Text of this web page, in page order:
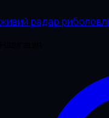
живий радар риболовлі